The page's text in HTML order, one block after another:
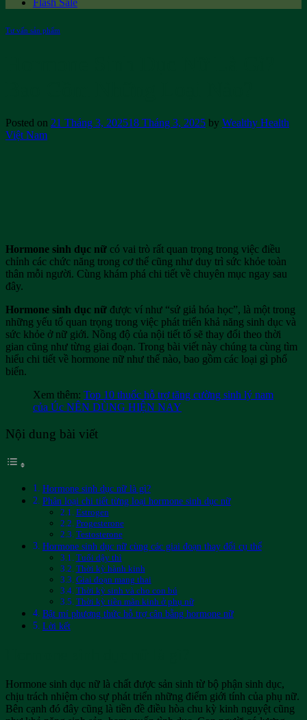
Flash Sale
Tư vấn sản phẩm
Posted on 21 Tháng 3, 202518 Tháng 3, 2025 by Wealthy Health
Việt Nam
Hormone sinh dục nữ có vai trò rất quan trọng trong việc điều
chỉnh các chức năng trong cơ thể cũng như duy trì sức khỏe toàn
thân mỗi người. Cùng khám phá chi tiết về chuyên mục ngay sau
đây.
Hormone sinh dục nữ được ví như “sứ giả hóa học”, là một trong
những yếu tố quan trọng trong việc phát triển khả năng sinh dục và
sức khỏe ở nữ giới. Nồng độ của nội tiết tố sẽ thay đổi theo thời
gian cũng như từng giai đoạn. Trong bài viết này chúng ta cùng tìm
hiểu chi tiết về hormone nữ như thế nào, bao gồm các loại gì phổ
biến.
Xem thêm: Top 10 thuốc hỗ trợ tăng cường sinh lý nam
của Úc NÊN DÙNG HIỆN NAY
Nội dung bài viết
Hormone sinh dục nữ là gì?
Phân loại chi tiết từng loại hormone sinh dục nữ
Estrogen
Progesterone
Testosterone
Hormone sinh dục nữ cùng các giai đoạn thay đổi cụ thể
Tuổi dậy thì
Thời kỳ hành kinh
Giai đoạn mang thai
Thời kỳ sinh và cho con bú
Thời kỳ tiền mãn kinh ở phụ nữ
Bật mí phương thức hỗ trợ cân bằng hormone nữ
Lời kết
Hormone sinh dục nữ là chất được sản sinh từ bộ phận sinh dục,
chịu trách nhiệm cho sự phát triển những điểm giới tính của phụ nữ.
Bên cạnh đó đây cũng là tiền đề điều hòa chu kỳ kinh nguyệt cũng